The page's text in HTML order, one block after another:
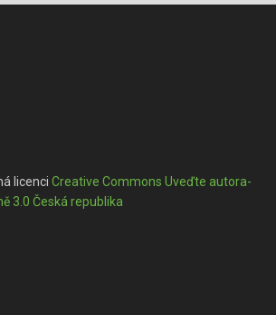
licenciCreative Commons Uveďte autora-
3.0 Česká republika